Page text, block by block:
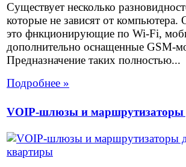
Существует несколько
которые не зависят от
это фнкционирующие по Wi-Fi,
дополнительно оснащенные GSM-
Предназначение таких полностью...
Подробнее »
VOIP-шлюзы и маршрутизаторы